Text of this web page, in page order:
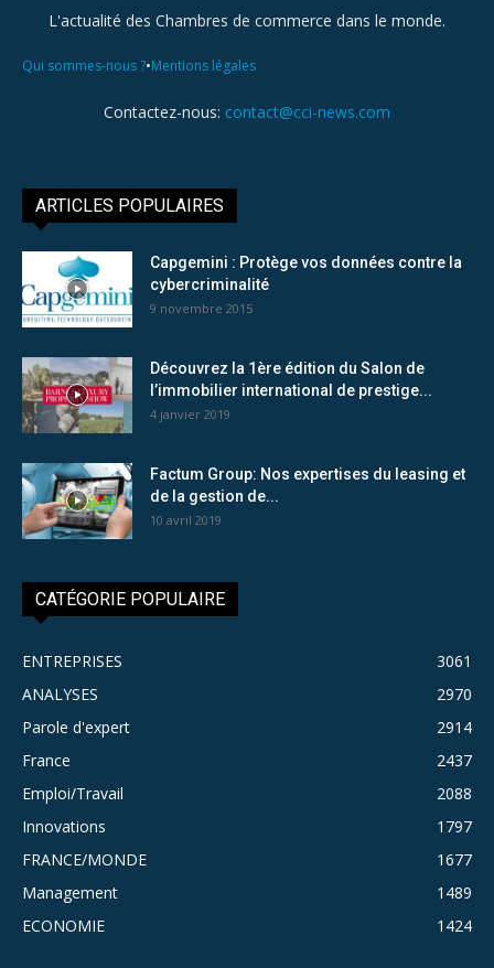
L'actualité des Chambres de commerce dans le monde.
Qui sommes-nous ?•Mentions légales
Contactez-nous: contact@cci-news.com
ARTICLES POPULAIRES
Capgemini : Protège vos données contre la
cybercriminalité
9 novembre 2015
Découvrez la 1ère édition du Salon de
l’immobilier international de prestige...
4 janvier 2019
Factum Group: Nos expertises du leasing et
de la gestion de...
10 avril 2019
CATÉGORIE POPULAIRE
ENTREPRISES
3061
ANALYSES
2970
Parole d'expert
2914
France
2437
Emploi/Travail
2088
Innovations
1797
FRANCE/MONDE
1677
Management
1489
ECONOMIE
1424